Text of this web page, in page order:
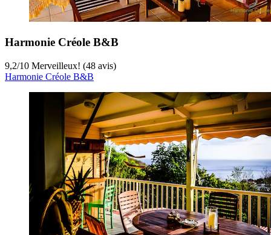
Harmonie Créole B&B
9,2/10 Merveilleux! (48 avis)
Harmonie Créole B&B